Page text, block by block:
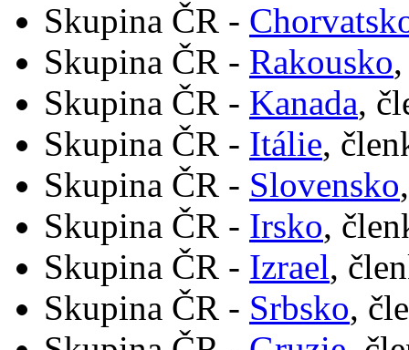
Skupina ČR -
Skupina ČR - Rakousko
Skupina ČR - Kanada,
Skupina ČR - Itálie,
Skupina ČR - Slovensko
Skupina ČR - Irsko,
Skupina ČR - Izrael,
Skupina ČR - Srbsko,